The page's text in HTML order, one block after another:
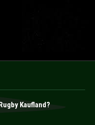
Kaufland?